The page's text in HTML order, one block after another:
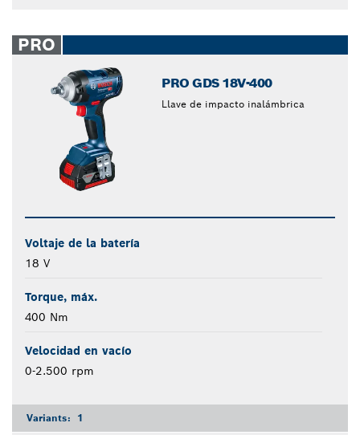
PRO
PRO GDS 18V-400
Llave de impacto inalámbrica
Voltaje de la batería
18 V
Torque, máx.
400 Nm
Velocidad en vacío
0-2.500 rpm
Variants: 1